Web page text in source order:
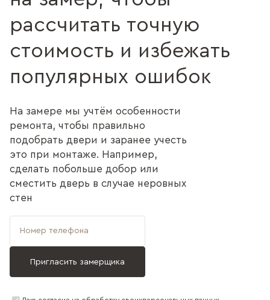
рассчитать точную
стоимость и избежать
популярных ошибок
На замере мы учтём особенности
ремонта, чтобы правильно
подобрать двери и заранее учесть
это при монтаже. Например,
сделать побольше добор или
сместить дверь в случае неровных
стен